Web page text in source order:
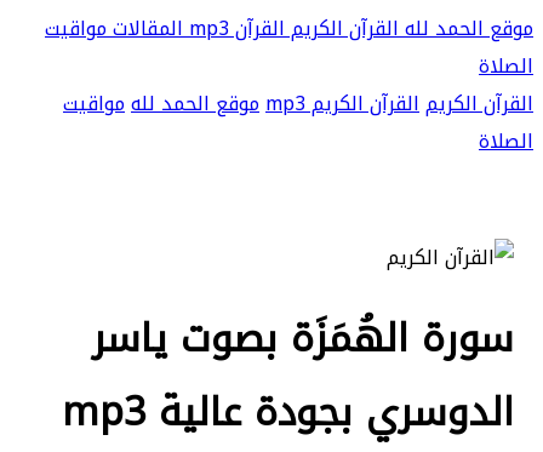
موقع الحمد للهالقرآن الكريمالقرآن mp3 المقالاتمواقيت
الصلاة
القرآن الكريمالقرآن الكريم mp3 موقع الحمد للهمواقيت
الصلاة
سورة الهُمَزَة بصوت ياسر
الدوسري بجودة عالية mp3